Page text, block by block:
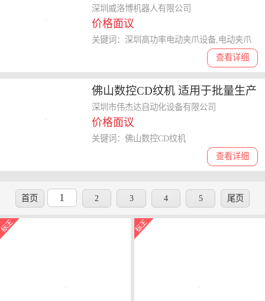
洛博机器人供应
深圳威洛博机器人有限公司
价格面议
查看详细
关键词：深圳高功率电动夹爪设备,电动夹爪
佛山数控CD纹机 适用于批量生产
场景
深圳市伟杰达自动化设备有限公司
价格面议
查看详细
关键词：佛山数控CD纹机
首页 1 2 3 4 5 尾页